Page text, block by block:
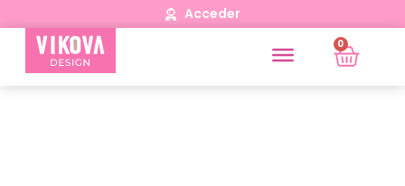
Acceder
0